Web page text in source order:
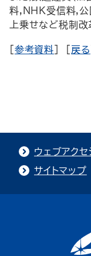
料,NHK受信料,公
上乗せなど税制
参考資料 戻る
ウェブアクセ
サイトマップ